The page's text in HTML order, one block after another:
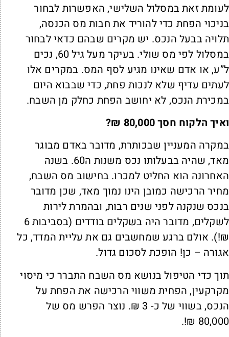
זאת במסלול השלישי, האפשרות לבחור
הפחת כדי להוריד את חבות מס הכנסה,
בבעל הנכס. יש מקרים שבהם כדאי לבחור
במסלול לפי מס שולי. בעיקר מעל גיל 60, נכים
או אדם שאינו מגיע לסף המס. במקרים אלו
עדיף שלא לנכות פחת, כדי שבבוא היום
הנכס, לא יחושב הפחת כחלק מן השבח.
הלקוח חסך 80,000 ₪?
המעניין שבכותרת, מדובר באדם מבוגר
מאד, שהיה בבעלותו נכס משנות ה60. בשנה
הוא החליט למכרו. בחישוב מס השבח,
הרכישה כמובן הינו נמוך מאד, שכן מדובר
שנקנה לפני שנים רבות, ובהמרת לירות
לשקלים, מדובר היה בשקלים בודדים (בסביבות 6
אולם ברגע שמחשבים גם את עליית המדד, כל
– כן! הופכת לסכום גדול.
כדי הטיפול בנושא מס השבח התברר כי מיסוי
הפחית משווי הרכישה את הפחת על
הנכס, בשווי של כ- 3 ₪. נוצר הפרש מס של
80,000